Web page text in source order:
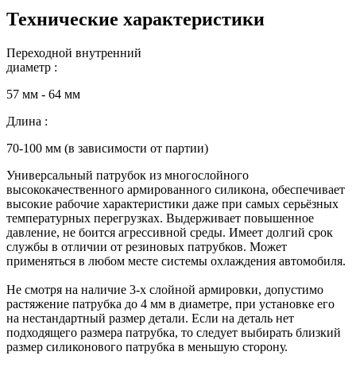
Технические характеристики
Переходной внутренний
диаметр :
57 мм - 64 мм
Длина :
70-100 мм (в зависимости от партии)
Универсальный патрубок из многослойного
высококачественного армированного силикона, обеспечивает
высокие рабочие характеристики даже при самых серьёзных
температурных перегрузках. Выдерживает повышенное
давление, не боится агрессивной среды. Имеет долгий срок
службы в отличии от резиновых патрубков. Может
применяться в любом месте системы охлаждения автомобиля.
Не смотря на наличие 3-х слойной армировки, допустимо
растяжение патрубка до 4 мм в диаметре, при установке его
на нестандартный размер детали. Если на деталь нет
подходящего размера патрубка, то следует выбирать близкий
размер силиконового патрубка в меньшую сторону.